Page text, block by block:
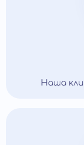
Наша